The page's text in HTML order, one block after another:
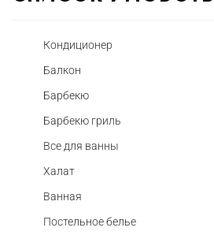
Кондиционер
Балкон
Барбекю
Барбекю гриль
Все для ванны
Халат
Ванная
Постельное белье